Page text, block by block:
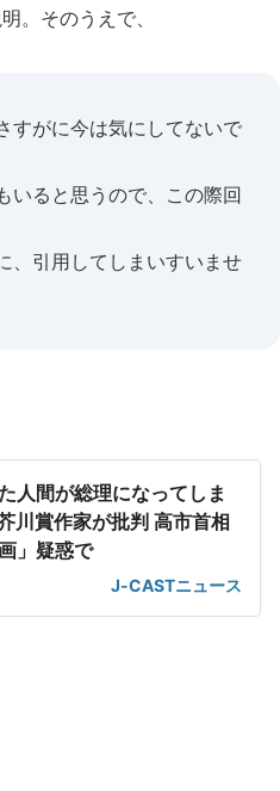
。そのうえで、
すがに今は気にしてないで
いると思うので、この際回
、引用してしまいすいませ
人間が総理になってしま
川賞作家が批判 高市首相
」疑惑で
J-CASTニュース